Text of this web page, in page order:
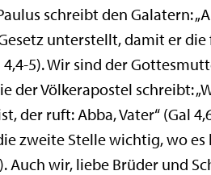
schreibt den Galatern:
unterstellt, damit er
5). Wir sind der
der Völkerapostel schreibt:
der ruft: Abba, Vater“ (Gal
zweite Stelle wichtig, wo es
Auch wir, liebe Brüder und